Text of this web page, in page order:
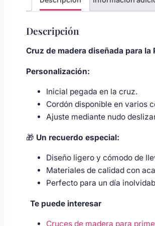
bebé boda
floral coche
Descripción
Cruz de madera diseñada para la
Personalización:
Inicial pegada en la cruz.
Cordón disponible en varios
Ajuste mediante nudo
🎁 Un recuerdo especial:
Diseño ligero y cómodo de
Materiales de calidad con
Perfecto para un día
Te puede interesar
Cruces de madera para